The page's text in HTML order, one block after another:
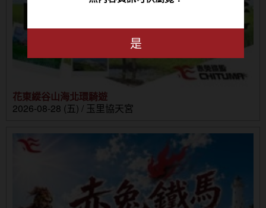
花東縱谷山海北環騎遊
2026-08-28 (五) / 玉里協天宮
是